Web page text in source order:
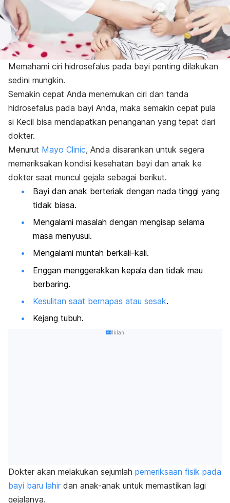
Memahami ciri hidrosefalus pada bayi penting dilakukan
sedini mungkin.
Semakin cepat Anda menemukan ciri dan tanda
hidrosefalus pada bayi Anda, maka semakin cepat pula
si Kecil bisa mendapatkan penanganan yang tepat dari
dokter.
Menurut Mayo Clinic, Anda disarankan untuk segera
memeriksakan kondisi kesehatan bayi dan anak ke
dokter saat muncul gejala sebagai berikut.
Bayi dan anak berteriak dengan nada tinggi yang
tidak biasa.
Mengalami masalah dengan mengisap selama
masa menyusui.
Mengalami muntah berkali-kali.
Enggan menggerakkan kepala dan tidak mau
berbaring.
Kesulitan saat bernapas atau sesak.
Kejang tubuh.
Iklan
Dokter akan melakukan sejumlah pemeriksaan fisik pada
bayi baru lahir dan anak-anak untuk memastikan lagi
gejalanya.